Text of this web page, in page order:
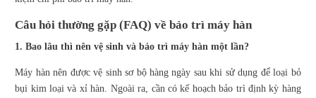
Câu hỏi thường gặp (FAQ) về bảo trì máy hàn
1. Bao lâu thì nên vệ sinh và bảo trì máy hàn một lần?
Máy hàn nên được vệ sinh sơ bộ hàng ngày sau khi sử dụng để loại bỏ
bụi kim loại và xỉ hàn. Ngoài ra, cần có kế hoạch bảo trì định kỳ hàng